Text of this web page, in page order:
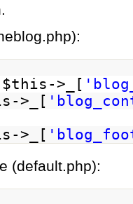
$this ->_[
->_[
->_[
(default.php):